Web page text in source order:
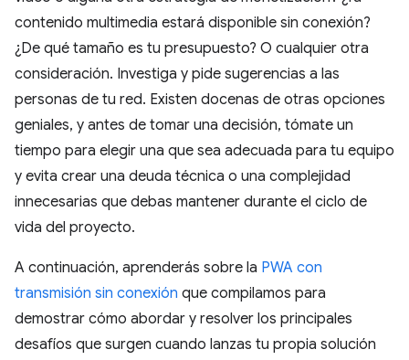
contenido multimedia estará disponible sin conexión?
¿De qué tamaño es tu presupuesto? O cualquier otra
consideración. Investiga y pide sugerencias a las
personas de tu red. Existen docenas de otras opciones
geniales, y antes de tomar una decisión, tómate un
tiempo para elegir una que sea adecuada para tu equipo
y evita crear una deuda técnica o una complejidad
innecesarias que debas mantener durante el ciclo de
vida del proyecto.
A continuación, aprenderás sobre la PWA con
transmisión sin conexión que compilamos para
demostrar cómo abordar y resolver los principales
desafíos que surgen cuando lanzas tu propia solución